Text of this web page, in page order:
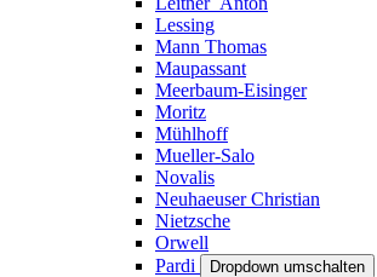
Lessing
Mann Thomas
Maupassant
Meerbaum-Eisinger
Moritz
Mühlhoff
Mueller-Salo
Novalis
Neuhaeuser Christian
Nietzsche
Orwell
Pardi
Dropdown umschalten